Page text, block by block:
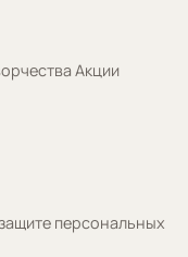
Акции
персональных